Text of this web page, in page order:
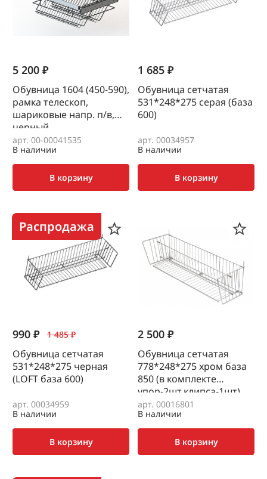
5 200 ₽
Обувница 1604 (450-590),
рамка телескоп,
шариковые напр. п/в,
черный
арт. 00-00041535
В наличии
В корзину
1 685 ₽
Обувница сетчатая
531*248*275 серая (база
600)
арт. 00034957
В наличии
В корзину
Распродажа
990 ₽ 1 485 ₽
Обувница сетчатая
531*248*275 черная
(LOFT база 600)
арт. 00034959
В наличии
В корзину
2 500 ₽
Обувница сетчатая
778*248*275 хром база
850 (в комплекте
упор-2шт,клипса-1шт)
арт. 00016801
В наличии
В корзину